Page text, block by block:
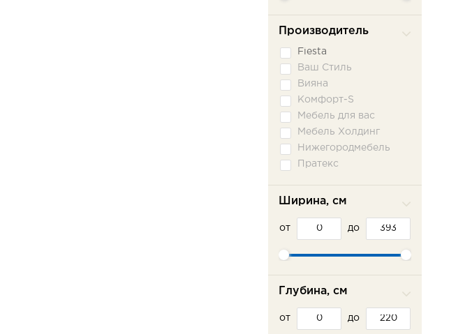
Производитель
Fiesta
Ваш Стиль
Вияна
Комфорт-S
Мебель для вас
Мебель Холдинг
Нижегородмебель
Пратекс
Ширина, см
от до
Глубина, см
от до